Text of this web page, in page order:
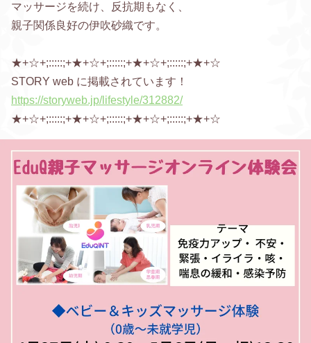
マッサージを続け、反抗期もなく、
親子関係良好の伊吹砂織です。
★+☆+;:::::;+★+☆+;:::::;+★+☆+;:::::;+★+☆
STORY web に掲載されています！
https://storyweb.jp/lifestyle/312882/
★+☆+;:::::;+★+☆+;:::::;+★+☆+;:::::;+★+☆